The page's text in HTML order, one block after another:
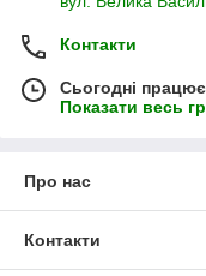
Контакти
Сьогодні
Показати весь
Про нас
Контакти